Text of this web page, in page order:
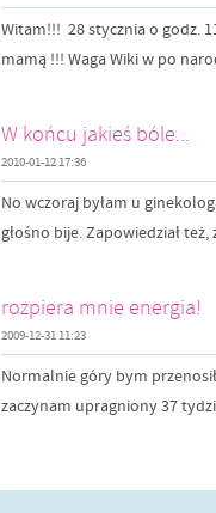
Witam!!! 28 stycznia o godz.
mamą !!! Waga Wiki w po
W końcu jakieś bóle...
2010-01-12 17:36
No wczoraj byłam u
głośno bije. Zapowiedział też,
rozpiera mnie energia!
2009-12-31 11:23
Normalnie góry bym
zaczynam upragniony 37